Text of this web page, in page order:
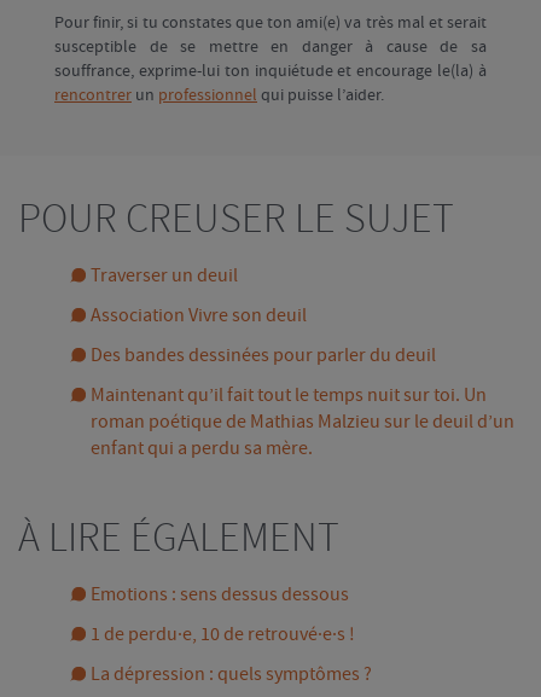
Pour finir, si tu constates que ton ami(e) va très mal et serait
susceptible de se mettre en danger à cause de sa
souffrance, exprime-lui ton inquiétude et encourage le(la) à
rencontrer un professionnel qui puisse l’aider.
POUR CREUSER LE SUJET
Traverser un deuil
Association Vivre son deuil
Des bandes dessinées pour parler du deuil
Maintenant qu’il fait tout le temps nuit sur toi. Un
roman poétique de Mathias Malzieu sur le deuil d’un
enfant qui a perdu sa mère.
À LIRE ÉGALEMENT
Emotions : sens dessus dessous
1 de perdu·e, 10 de retrouvé·e·s !
La dépression : quels symptômes ?